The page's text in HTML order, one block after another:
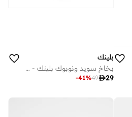
بلينك
بخاخ سويد ونوبوك بلينك - بني غامق
29
49
-41%